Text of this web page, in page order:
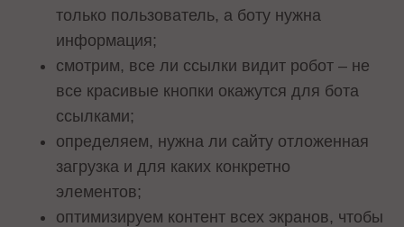
только пользователь, а боту нужна
информация;
смотрим, все ли ссылки видит робот – не
все красивые кнопки окажутся для бота
ссылками;
определяем, нужна ли сайту отложенная
загрузка и для каких конкретно
элементов;
оптимизируем контент всех экранов, чтобы